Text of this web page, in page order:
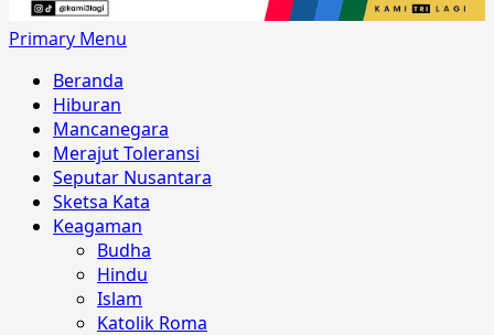
Primary Menu
Beranda
Hiburan
Mancanegara
Merajut Toleransi
Seputar Nusantara
Sketsa Kata
Keagaman
Budha
Hindu
Islam
Katolik Roma